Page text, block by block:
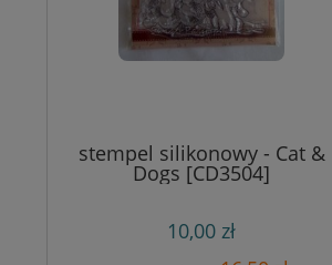
stempel silikonowy - Cat &
Dogs [CD3504]
10,00 zł